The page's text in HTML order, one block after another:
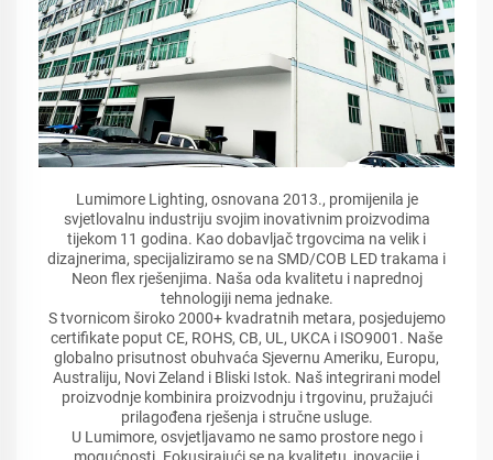
Lumimore Lighting, osnovana 2013., promijenila je
svjetlovalnu industriju svojim inovativnim proizvodima
tijekom 11 godina. Kao dobavljač trgovcima na velik i
dizajnerima, specijaliziramo se na SMD/COB LED trakama i
Neon flex rješenjima. Naša oda kvalitetu i naprednoj
tehnologiji nema jednake.
S tvornicom široko 2000+ kvadratnih metara, posjedujemo
certifikate poput CE, ROHS, CB, UL, UKCA i ISO9001. Naše
globalno prisutnost obuhvaća Sjevernu Ameriku, Europu,
Australiju, Novi Zeland i Bliski Istok. Naš integrirani model
proizvodnje kombinira proizvodnju i trgovinu, pružajući
prilagođena rješenja i stručne usluge.
U Lumimore, osvjetljavamo ne samo prostore nego i